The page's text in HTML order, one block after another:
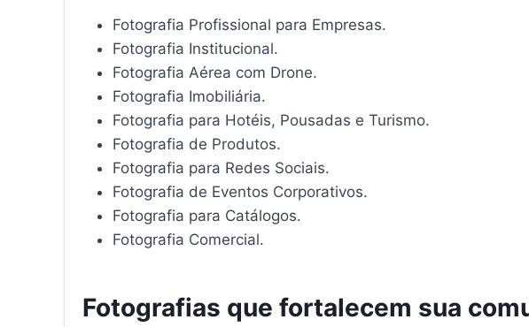
Fotografia Profissional para Empresas.
Fotografia Institucional.
Fotografia Aérea com Drone.
Fotografia Imobiliária.
Fotografia para Hotéis, Pousadas e Turismo.
Fotografia de Produtos.
Fotografia para Redes Sociais.
Fotografia de Eventos Corporativos.
Fotografia para Catálogos.
Fotografia Comercial.
Fotografias que fortalecem sua